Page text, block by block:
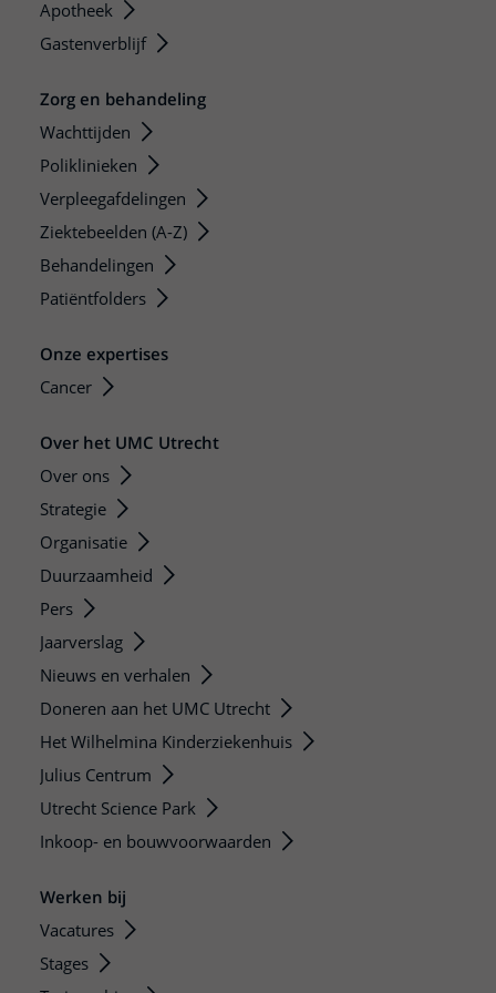
Apotheek
Gastenverblijf
Zorg en behandeling
Wachttijden
Poliklinieken
Verpleegafdelingen
Ziektebeelden (A-Z)
Behandelingen
Patiëntfolders
Onze expertises
Cancer
Over het UMC Utrecht
Over ons
Strategie
Organisatie
Duurzaamheid
Pers
Jaarverslag
Nieuws en verhalen
Doneren aan het UMC Utrecht
Het Wilhelmina Kinderziekenhuis
Julius Centrum
Utrecht Science Park
Inkoop- en bouwvoorwaarden
Werken bij
Vacatures
Stages